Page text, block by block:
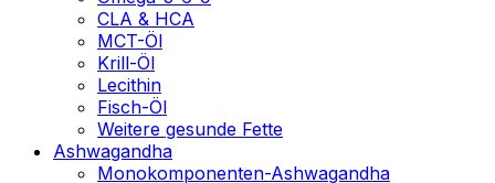
CLA & HCA
MCT-Öl
Krill-Öl
Lecithin
Fisch-Öl
Weitere gesunde Fette
Ashwagandha
Monokomponenten-Ashwagandha